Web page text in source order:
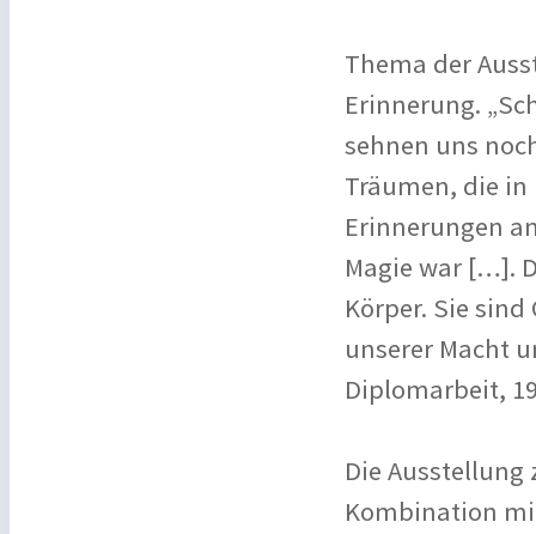
Thema der
Erinnerung.
sehnen uns
Träumen, die
Erinnerungen
Magie war […].
Körper. Sie
unserer Macht
Diplomarbeit,
Die Ausstellung
Kombination